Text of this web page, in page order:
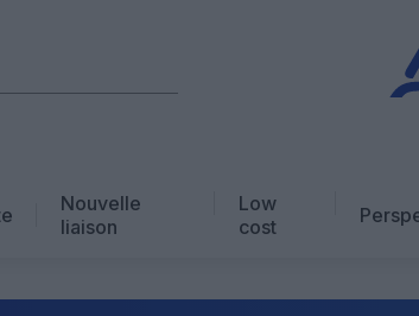
Nouvelle
liaison
Low
cost